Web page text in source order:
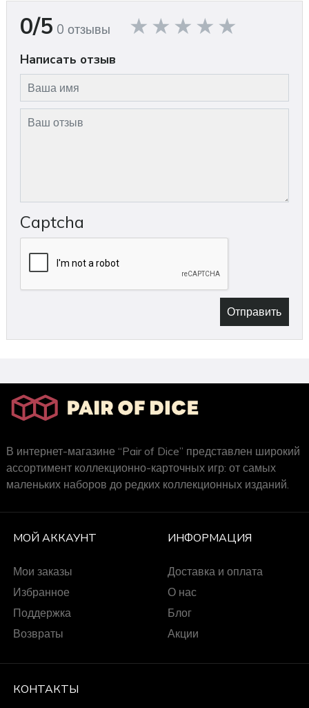
0/5 0 отзывы
Написать отзыв
Captcha
Отправить
В интернет-магазине “Pair of Dice” представлен широкий
ассортимент коллекционно-карточных игр: от самых
маленьких наборов до редких коллекционных изданий.
МОЙ АККАУНТ
Мои заказы
Избранное
Поддержка
Возвраты
ИНФОРМАЦИЯ
Доставка и оплата
О нас
Блог
Акции
КОНТАКТЫ